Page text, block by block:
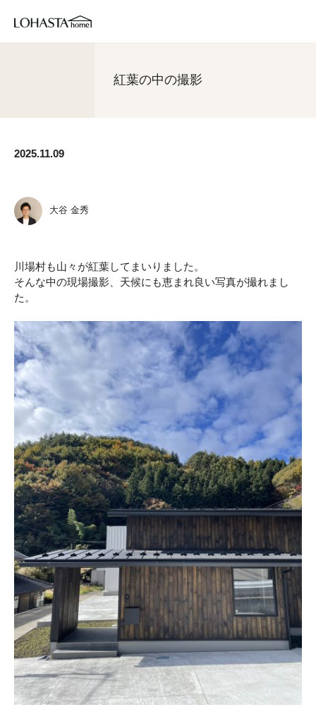
紅葉の中の撮影
2025.11.09
大谷 金秀
川場村も山々が紅葉してまいりました。
そんな中の現場撮影、天候にも恵まれ良い写真が撮れまし
た。